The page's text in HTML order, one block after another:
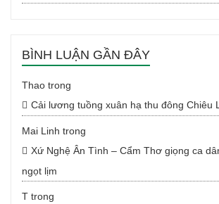
BÌNH LUẬN GẦN ĐÂY
Thao trong
Cải lương tuồng xuân hạ thu đông Chiêu
Mai Linh trong
Xứ Nghệ Ân Tình – Cẩm Thơ giọng ca
ngọt lịm
T trong